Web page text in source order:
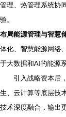
管理、热管理系统协
验。
布局能源管理与智慧
体化、智慧能源网络
于大数据和AI的能源
引入战略资本后
生、云计算等底层技
技术深度融合，输出